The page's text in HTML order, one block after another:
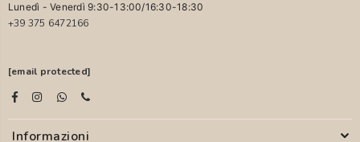
Lunedì - Venerdì 9:30-13:00/16:30-18:30
+39 375 6472166
[email protected]
Informazioni